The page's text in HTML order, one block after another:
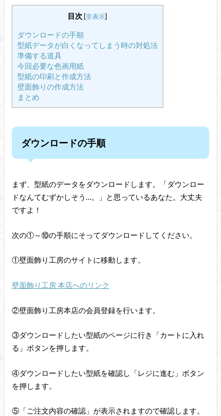
目次 [非表示]
ダウンロードの手順
型紙データが白くなってしまう時の対処法
準備する道具
今回必要な色画用紙
型紙の印刷と作成方法
壁面飾りの作成方法
まとめ
ダウンロードの手順
まず、型紙のデータをダウンロードします。「ダウンロー
ドなんてむずかしそう…。」と思っているあなた。大丈夫
ですよ！
次の①～⑩の手順にそってダウンロードしてください。
①壁面飾り工房のサイトに移動します。
壁面飾り工房 本店へのリンク
②壁面飾り工房本店の会員登録を行います。
③ダウンロードしたい型紙のページに行き「カートに入れ
る」ボタンを押します。
④ダウンロードしたい型紙を確認し「レジに進む」ボタン
を押します。
⑤「ご注文内容の確認」が表示されますので確認します。